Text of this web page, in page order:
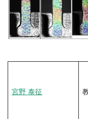
宮野 泰征